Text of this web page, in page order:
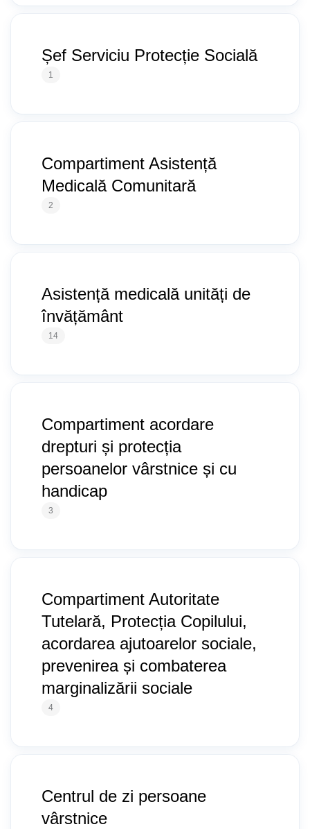
Șef Serviciu Protecție Socială
1
Compartiment Asistență
Medicală Comunitară
2
Asistență medicală unități de
învățământ
14
Compartiment acordare
drepturi și protecția
persoanelor vârstnice și cu
handicap
3
Compartiment Autoritate
Tutelară, Protecția Copilului,
acordarea ajutoarelor sociale,
prevenirea și combaterea
marginalizării sociale
4
Centrul de zi persoane
vârstnice